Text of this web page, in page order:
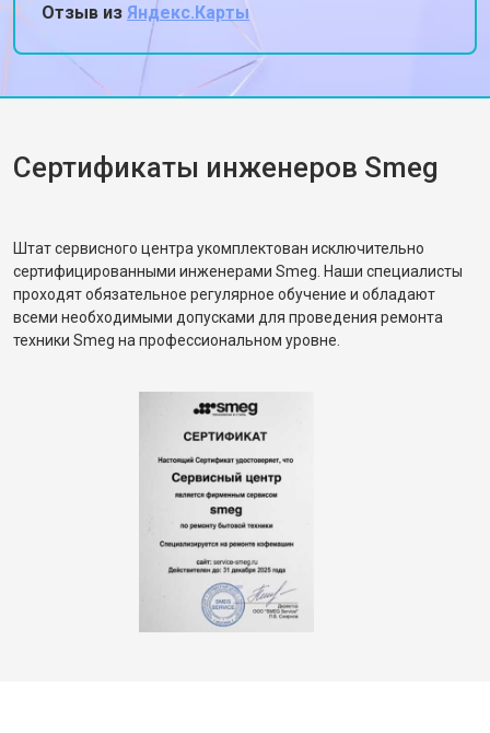
Отзыв из Яндекс.Карты
Сертификаты инженеров Smeg
Штат сервисного центра укомплектован исключительно
сертифицированными инженерами Smeg. Наши специалисты
проходят обязательное регулярное обучение и обладают
всеми необходимыми допусками для проведения ремонта
техники Smeg на профессиональном уровне.